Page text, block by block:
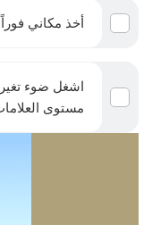
أخذ مكاني
اشغل ضوء
مستوى